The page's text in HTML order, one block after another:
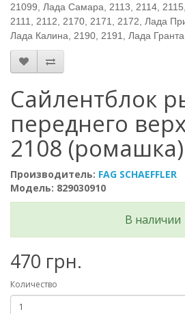
21099, Лада Самара, 2113, 2114,
2111, 2112, 2170, 2171, 2172, Лада
Лада Калина, 2190, 2191, Лада
Сайлентблок
переднего
2108
Производитель: FAG SCHAEFFLER
Модель: 829030910
В наличии
470 грн.
Количество